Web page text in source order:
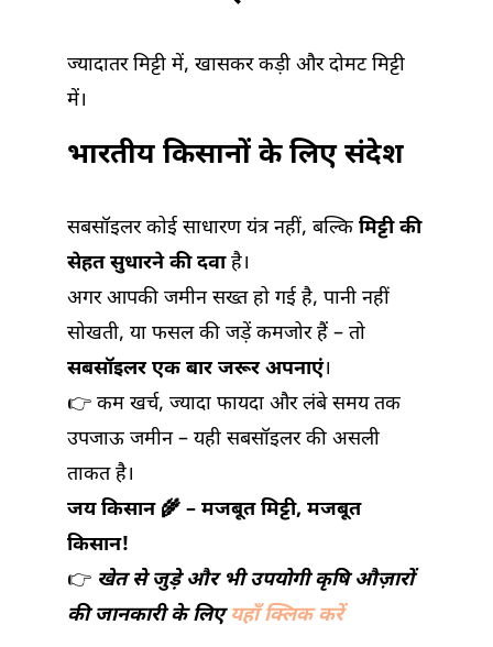
ज्यादातर मिट्टी में, खासकर कड़ी और दोमट मिट्टी
में।
भारतीय किसानों के लिए संदेश
सबसॉइलर कोई साधारण यंत्र नहीं, बल्कि मिट्टी की
सेहत सुधारने की दवाहै।
अगर आपकी जमीन सख्त हो गई है, पानी नहीं
सोखती, या फसल की जड़ें कमजोर हैं – तो
सबसॉइलर एक बार जरूर अपनाएं।
👉 कम खर्च, ज्यादा फायदा और लंबे समय तक
उपजाऊ जमीन – यही सबसॉइलर की असली
ताकत है।
जय किसान 🌾 – मजबूत मिट्टी, मजबूत
किसान!
👉 खेत से जुड़े और भी उपयोगी कृषि औज़ारों
की जानकारी के लिएयहाँ क्लिक करें